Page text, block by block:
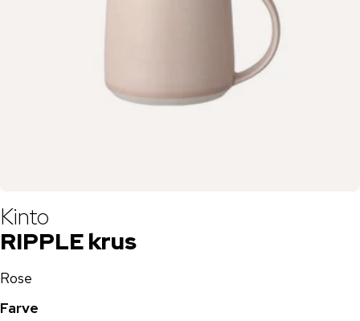
Kinto
RIPPLE krus
Rose
Farve